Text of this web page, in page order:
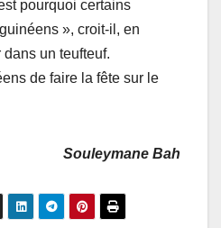
pourquoi certains
», croit-il, en
un teufteuf.
de faire la fête sur le
Souleymane Bah